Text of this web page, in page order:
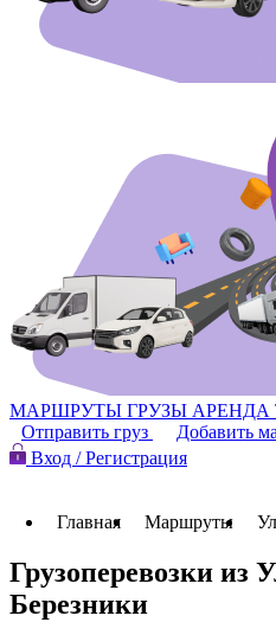
МАРШРУТЫ ГРУЗЫ АРЕНДА
Отправить груз
Добавить
Вход / Регистрация
Главная Маршруты
Грузоперевозки из
Березники